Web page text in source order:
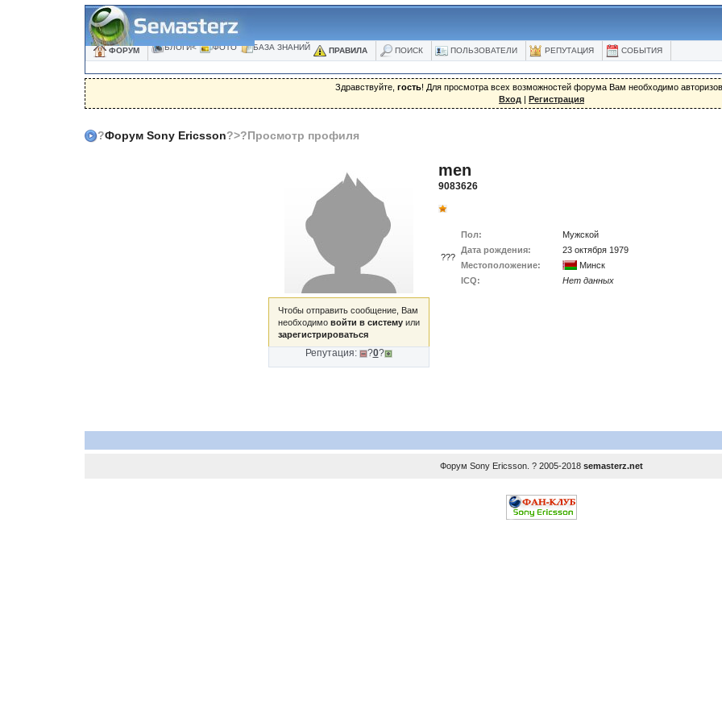
ФОРУМ БЛОГИ< ФОТО БАЗА ЗНАНИЙ ПРАВИЛА ПОИСК ПОЛЬЗОВАТЕЛИ РЕПУТАЦИЯ СОБЫТИЯ
Здравствуйте, гость! Для просмотра всех возможностей форума Вам необходимо
Вход | Регистрация
?Форум Sony Ericsson?>?Просмотр профиля
Чтобы отправить сообщение, Вам
необходимо войти в системуили
зарегистрироваться
Репутация: ?0?
men
9083626
???
Пол:
Мужской
Дата рождения:
23 октября 1979
Местоположение:
Минск
ICQ:
Нет данных
Форум Sony Ericsson . ? 2005-2018 semasterz.net